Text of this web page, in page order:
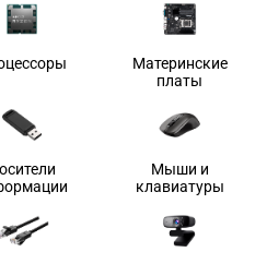
Материнские
платы
Мыши и
клавиатуры